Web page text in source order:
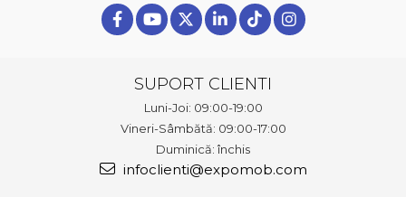
SUPORT CLIENTI
Luni-Joi: 09:00-19:00
Vineri-Sâmbătă: 09:00-17:00
Duminică: închis
infoclienti@expomob.com